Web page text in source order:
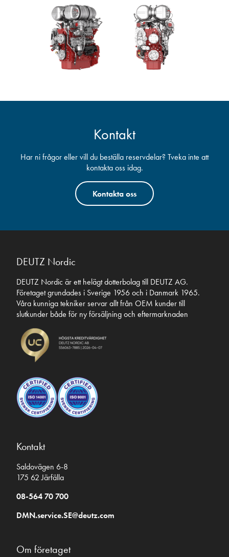
Kontakt
Har ni frågor eller vill du beställa reservdelar? Tveka inte att
kontakta oss idag.
Kontakta oss
DEUTZ Nordic
DEUTZ Nordic är ett helägt dotterbolag till DEUTZ AG.
Företaget grundades i Sverige 1956 och i Danmark 1965.
Våra kunniga tekniker servar allt från OEM kunder till
slutkunder både för ny försäljning och eftermarknaden
Kontakt
Saldovägen 6-8
175 62 Järfälla
08-564 70 700
DMN.service.SE@deutz.com
Om företaget